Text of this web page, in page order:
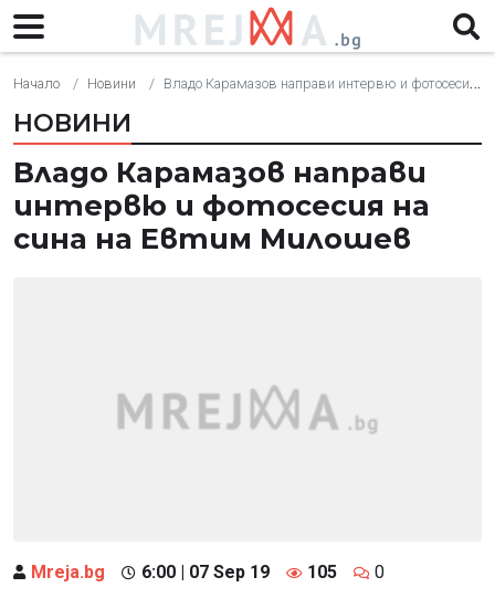
Начало Новини Владо Карамазов направи интервю и фотосесия на сина на Евтим Милошев
НОВИНИ
Владо Карамазов направи
интервю и фотосесия на
сина на Евтим Милошев
Mreja.bg 6:00 | 07 Sep 19 105 0